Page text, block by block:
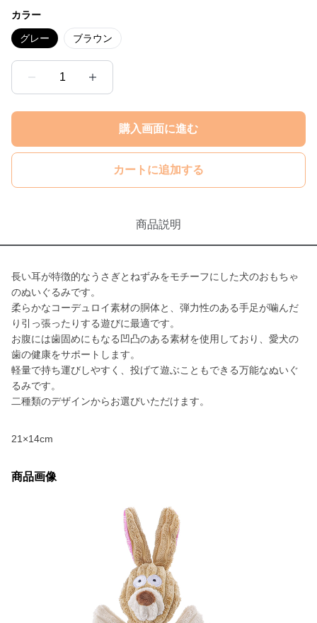
カラー
グレー ブラウン
1
購入画面に進む
カートに追加する
商品説明
長い耳が特徴的なうさぎとねずみをモチーフにした犬のおもちゃ
のぬいぐるみです。
柔らかなコーデュロイ素材の胴体と、弾力性のある手足が噛んだ
り引っ張ったりする遊びに最適です。
お腹には歯固めにもなる凹凸のある素材を使用しており、愛犬の
歯の健康をサポートします。
軽量で持ち運びしやすく、投げて遊ぶこともできる万能なぬいぐ
るみです。
二種類のデザインからお選びいただけます。
21×14cm
商品画像